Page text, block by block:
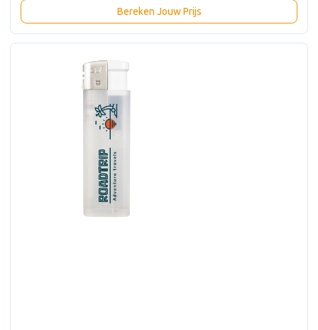
Bereken Jouw Prijs